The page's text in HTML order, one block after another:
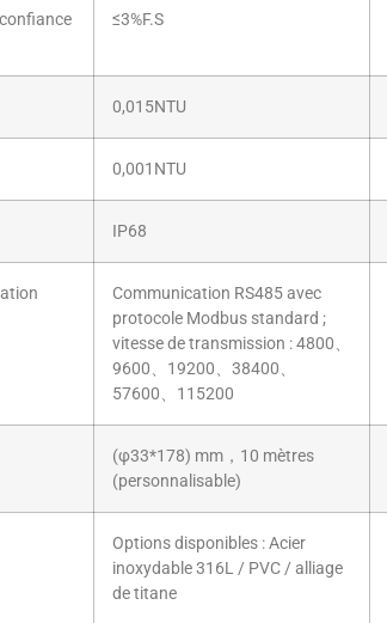
≤3%F.S
0,015NTU
0,001NTU
IP68
Communication RS485 avec
protocole Modbus standard ;
vitesse de transmission : 4800、
9600、19200、38400、
57600、115200
(φ33*178) mm，10 mètres
(personnalisable)
Options disponibles : Acier
inoxydable 316L / PVC / alliage
de titane